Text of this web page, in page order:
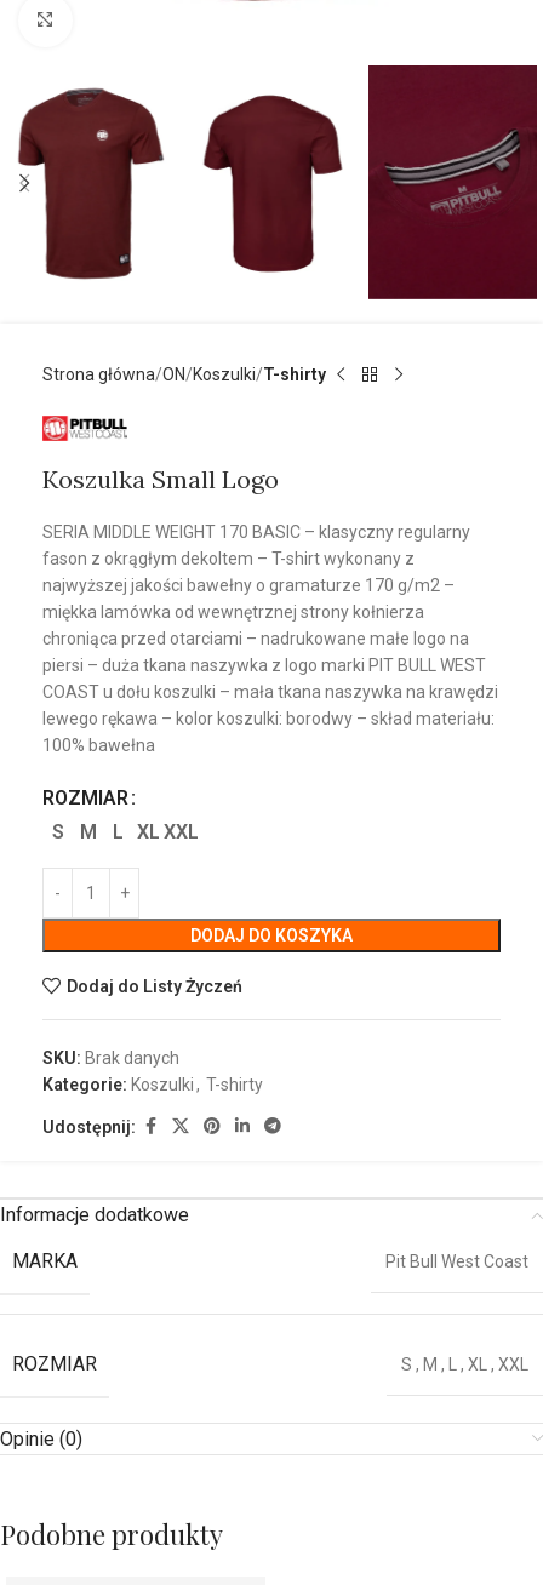
Strona główna ON Koszulki T-shirty
Koszulka Small Logo
SERIA MIDDLE WEIGHT 170 BASIC – klasyczny regularny
fason z okrągłym dekoltem – T-shirt wykonany z
najwyższej jakości bawełny o gramaturze 170 g/m2 –
miękka lamówka od wewnętrznej strony kołnierza
chroniąca przed otarciami – nadrukowane małe logo na
piersi – duża tkana naszywka z logo marki PIT BULL WEST
COAST u dołu koszulki – mała tkana naszywka na krawędzi
lewego rękawa – kolor koszulki: borodwy – skład materiału:
100% bawełna
ROZMIAR
S
M L XL XXL
DODAJ DO KOSZYKA
Dodaj do Listy Życzeń
SKU: Brak danych
Kategorie: Koszulki, T-shirty
Udostępnij:
Informacje dodatkowe
MARKA
Pit Bull West Coast
ROZMIAR S , M , L, XL, XXL
Opinie (0)
Podobne produkty